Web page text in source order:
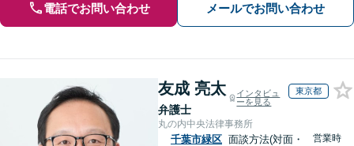
電話でお問い合わせ メールでお問い合わせ
友成 亮太
弁護士
インタビュ
ーを見る
東京都
丸の内中央法律事務所
千葉市緑区 面談方法(対面・
営業時